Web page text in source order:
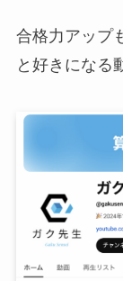
合格力アップ
と好きになる